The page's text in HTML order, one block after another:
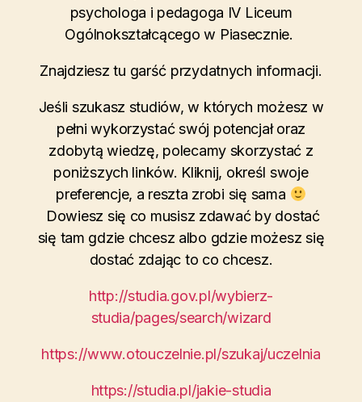
psychologa i pedagoga IV Liceum
Ogólnokształcącego w Piasecznie.
Znajdziesz tu garść przydatnych informacji.
Jeśli szukasz studiów, w których możesz w
pełni wykorzystać swój potencjał oraz
zdobytą wiedzę, polecamy skorzystać z
poniższych linków. Kliknij, określ swoje
preferencje, a reszta zrobi się sama
Dowiesz się co musisz zdawać by dostać
się tam gdzie chcesz albo gdzie możesz się
dostać zdając to co chcesz.
http://studia.gov.pl/wybierz-
studia/pages/search/wizard
https://www.otouczelnie.pl/szukaj/uczelnia
https://studia.pl/jakie-studia